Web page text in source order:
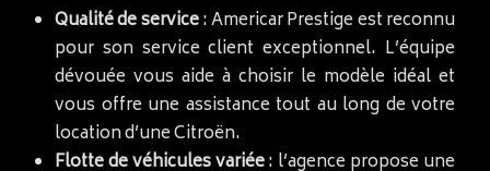
Qualité de service: Americar Prestige est reconnu
pour son service client exceptionnel. L’équipe
dévouée vous aide à choisir le modèle idéal et
vous offre une assistance tout au long de votre
location d’une Citroën.
Flotte de véhicules variée: l’agence propose une